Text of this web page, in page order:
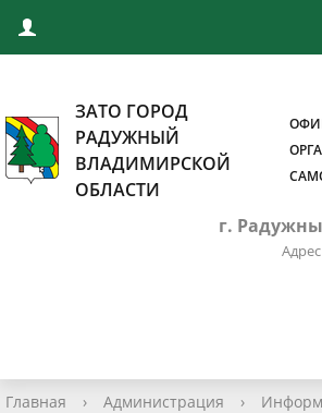
ЗАТО ГОРОД
РАДУЖНЫЙ
ВЛАДИМИРСКОЙ
ОБЛАСТИ
г.
Главная › Администрация ›